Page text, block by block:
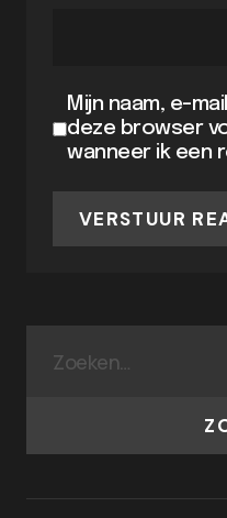
Mijn naam, e-
deze browser
wanneer ik een
VERSTUUR